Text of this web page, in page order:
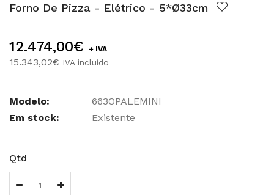
Forno De Pizza - Elétrico - 5*Ø33cm
12.474,00€ + IVA
15.343,02€ IVA incluído
Modelo:
663OPALEMINI
Em stock:
Existente
Qtd